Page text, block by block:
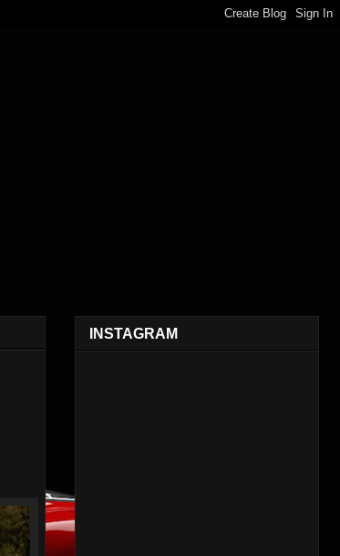
INSTAGRAM